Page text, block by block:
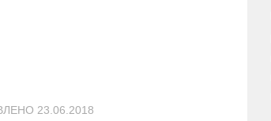
23.06.2018